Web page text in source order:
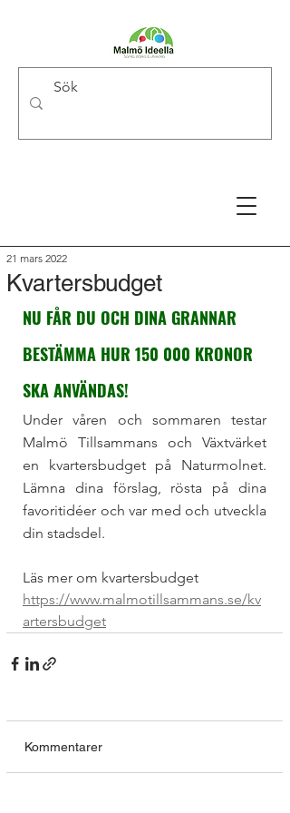
Kvartersbudget
21 mars 2022
NU FÅR DU OCH DINA GRANNAR
BESTÄMMA HUR 150 000 KRONOR
SKA ANVÄNDAS!
​Under våren och sommaren testar
Malmö Tillsammans och Växtvärket
en kvartersbudget på Naturmolnet.
Lämna dina förslag, rösta på dina
favoritidéer och var med och utveckla
din stadsdel.
Läs mer om kvartersbudget
https://www.malmotillsammans.se/kv
artersbudget
Kommentarer